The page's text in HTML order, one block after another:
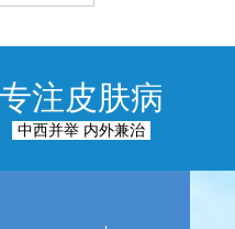
专注皮肤病
中西并举 内外兼治